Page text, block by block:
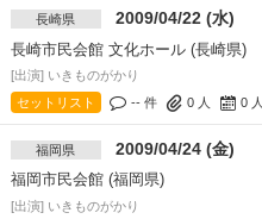
長崎県 2009/04/22 (水)
長崎市民会館 文化ホール (長崎県)
[出演] いきものがかり
セットリスト
-- 件 0人 0人
福岡県 2009/04/24 (金)
福岡市民会館 (福岡県)
[出演] いきものがかり